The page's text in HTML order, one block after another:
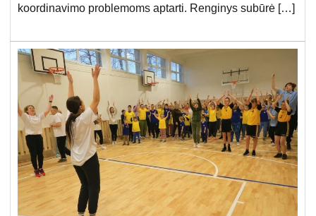
koordinavimo problemoms aptarti. Renginys subūrė […]